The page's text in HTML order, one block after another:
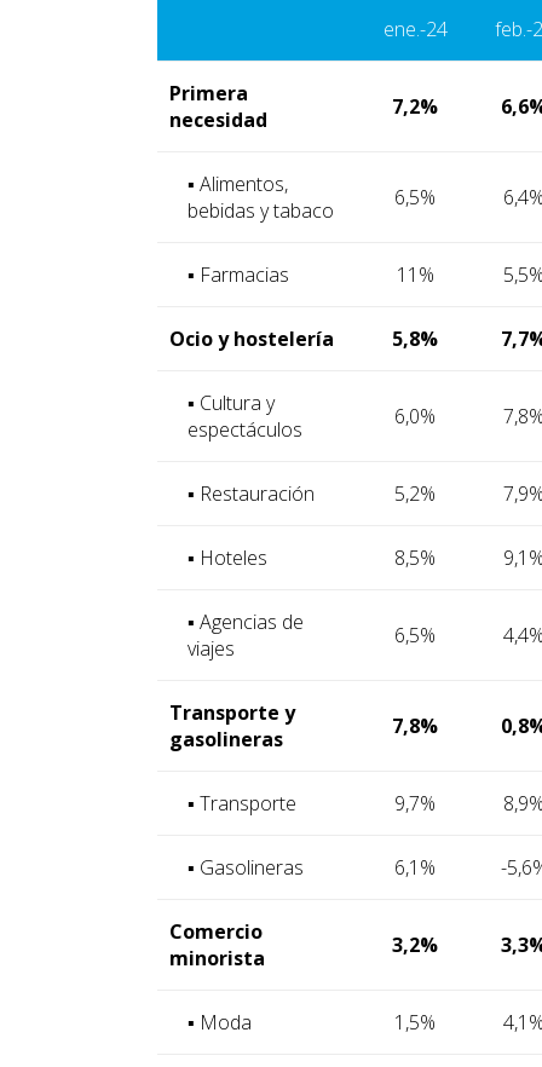
ene.-24 feb.-
Primera
necesidad
7,2%
▪ Alimentos,
bebidas y tabaco
6,5%
▪ Farmacias 11%
Ocio y hostelería 5,8%
▪ Cultura y
espectáculos
6,0%
▪ Restauración 5,2%
▪ Hoteles 8,5%
▪ Agencias de
viajes
6,5%
Transporte y
gasolineras
7,8%
▪ Transporte 9,7%
▪ Gasolineras 6,1% -
Comercio
minorista
3,2%
▪ Moda 1,5%